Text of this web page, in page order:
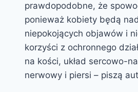
prawdopodobne, że
ponieważ kobiety będą
niepokojących objawów i
korzyści z ochronnego
na kości, układ sercowo-
nerwowy i piersi – piszą